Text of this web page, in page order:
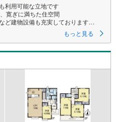
利用可能な立地です
寛ぎに満ちた住空間
ど建物設備も充実しております
ーン」の対象になります。
ボタンからお問い合わせください。
てください。
はできません。有効期限は付与日か
ーーーーーーーーー
あり、実際の適用金利は融資実行時
記の返済額と異なる場合がありま
もっと見る